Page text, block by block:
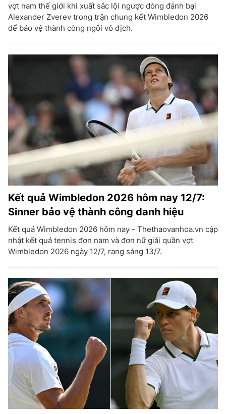
vợt nam thế giới khi xuất sắc lội ngược dòng đánh bại
Alexander Zverev trong trận chung kết Wimbledon 2026
để bảo vệ thành công ngôi vô địch.
Kết quả Wimbledon 2026 hôm nay 12/7:
Sinner bảo vệ thành công danh hiệu
Kết quả Wimbledon 2026 hôm nay - Thethaovanhoa.vn cập
nhật kết quả tennis đơn nam và đơn nữ giải quần vợt
Wimbledon 2026 ngày 12/7, rạng sáng 13/7.